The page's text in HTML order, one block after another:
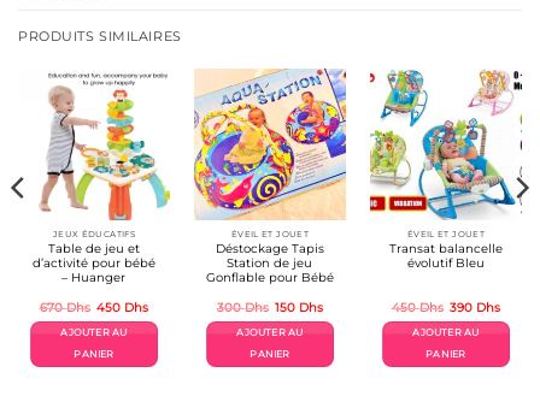
PRODUITS SIMILAIRES
JEUX ÉDUCATIFS
Table de jeu et
d’activité pour bébé
– Huanger
670Dhs Le
initial
était :
670 Dhs.
450 DhsLe
actuel
AJOUTER AU
PANIER
ÉVEIL ET JOUET
Déstockage Tapis
Station de jeu
Gonflable pour Bébé
300Dhs Le
initial
était :
300 Dhs.
150 DhsLe
actuel
AJOUTER AU
PANIER
ÉVEIL ET JOUET
Transat balancelle
évolutif Bleu
450Dhs Le
initial
était :
450 Dhs.
390 DhsLe
actuel
AJOUTER AU
PANIER